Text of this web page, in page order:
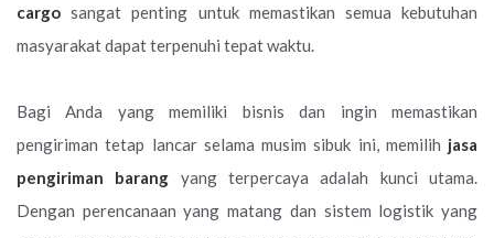
cargo sangat penting untuk memastikan semua kebutuhan
masyarakat dapat terpenuhi tepat waktu.
Bagi Anda yang memiliki bisnis dan ingin memastikan
pengiriman tetap lancar selama musim sibuk ini, memilih jasa
pengiriman barang yang terpercaya adalah kunci utama.
Dengan perencanaan yang matang dan sistem logistik yang